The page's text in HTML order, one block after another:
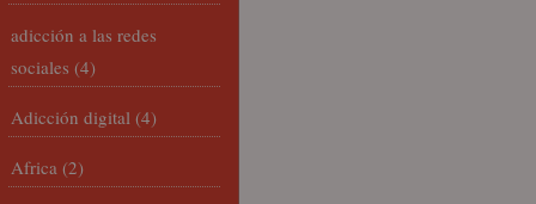
adicción a las redes
sociales (4)
Adicción digital (4)
Africa (2)